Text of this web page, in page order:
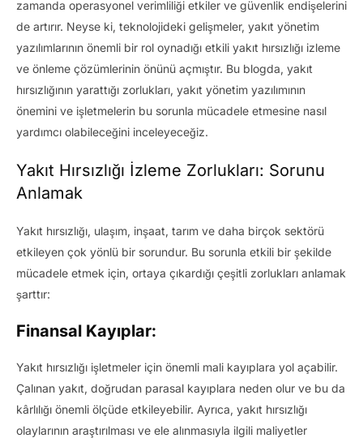
zamanda operasyonel verimliliği etkiler ve güvenlik endişelerini
de artırır. Neyse ki, teknolojideki gelişmeler, yakıt yönetim
yazılımlarının önemli bir rol oynadığı etkili yakıt hırsızlığı izleme
ve önleme çözümlerinin önünü açmıştır. Bu blogda, yakıt
hırsızlığının yarattığı zorlukları, yakıt yönetim yazılımının
önemini ve işletmelerin bu sorunla mücadele etmesine nasıl
yardımcı olabileceğini inceleyeceğiz.
Yakıt Hırsızlığı İzleme Zorlukları: Sorunu
Anlamak
Yakıt hırsızlığı, ulaşım, inşaat, tarım ve daha birçok sektörü
etkileyen çok yönlü bir sorundur. Bu sorunla etkili bir şekilde
mücadele etmek için, ortaya çıkardığı çeşitli zorlukları anlamak
şarttır:
Finansal Kayıplar:
Yakıt hırsızlığı işletmeler için önemli mali kayıplara yol açabilir.
Çalınan yakıt, doğrudan parasal kayıplara neden olur ve bu da
kârlılığı önemli ölçüde etkileyebilir. Ayrıca, yakıt hırsızlığı
olaylarının araştırılması ve ele alınmasıyla ilgili maliyetler